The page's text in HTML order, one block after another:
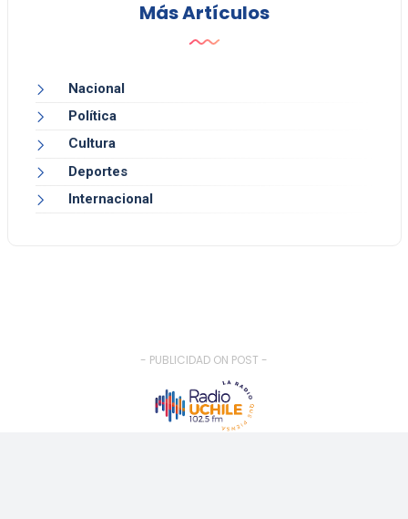
Más Artículos
Nacional
Política
Cultura
Deportes
Internacional
- PUBLICIDAD ON POST -